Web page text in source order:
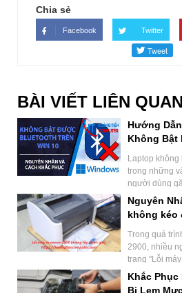
Chia sẻ
Facebook Twitter
BÀI VIẾT LIÊN QUAN
Hướng
Không Bật
Laptop
trong những
người dùng
Nguyên
không kéo
Trong quá
2900, nhiều
trạng "Lỗi
Khắc Phục
Bị Lem